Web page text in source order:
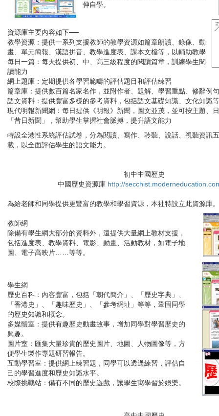
伸自學。
資源庫主要內容如下──
教學資源： 提供一系列支援教師的教學資源如篇章朗讀、錄像、動
畫、單元簡報、漢語拼音、教學進度表、課本文檔等，以輔助教學
每日一篇： 每天提供初、中、高三級程度的閱讀篇章，訓練學生閱
讀能力
網上題庫： 定期提供各學習範疇的評估題目和評估練習
篇章庫： 提供數百篇名家名作，並附作者、題解、學習重點、修辭例
語文資料： 提供豐富多樣的參考資料，包括語文基礎知識、文化知識等
現代明報新聞網： 每日提供《明報》新聞，圖文並茂，並可按主題、
「昔日新聞」，幫助學生掌握社會脈搏，提升語文能力
特設全港性系統評估試卷，分為閱讀、寫作、聆聽、說話、視聽資訊
載，以全面評估學生的語文能力。
初中中國歷史
中國歷史資源庫 http://
為給老師和同學提供更豐富的教學和學習資源，本社特設立此資源庫
教師網
除備有學生網大部分的資料外，還提供大量網上教材支援，
包括進度表、教學資料、電影、動畫、活動教材，如電子地
圖、電子高映片……等等。
學生網
歷史百科： 內容豐富，包括「朝代簡介」、「歷史字典」、
「香港史」、「趣味歷史」、「參考網址」等等，鞏固同學
的歷史知識和概念。
多媒體室： 提供有趣歷史動畫故事，增加同學對學習歷史的
興趣。
圖片室： 匯集大量珍貴的歷史圖片、地圖、人物圖像等，方
便學生製作專題研習報告。
互動學習室： 提供網上練習題，同學可以透過練習，評估自
己的學習進度和歷史知識水平。
校際挑戰站： 備有不同的歷史遊戲，讓學生寓學習於娛樂。